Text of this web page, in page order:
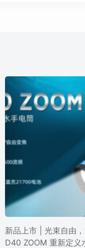
新品上市 | 光束自由
D40 ZOOM 重新定义